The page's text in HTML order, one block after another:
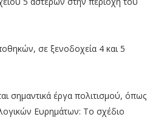
σε ξενοδοχεία 4 και 5
σημαντικά έργα πολιτισμού, όπως
Ευρημάτων: Το σχέδιο